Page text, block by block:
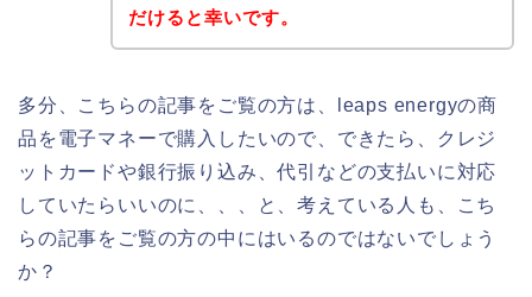
だけると幸いです。
多分、こちらの記事をご覧の方は、leaps energyの商
品を電子マネーで購入したいので、できたら、クレジ
ットカードや銀行振り込み、代引などの支払いに対応
していたらいいのに、、、と、考えている人も、こち
らの記事をご覧の方の中にはいるのではないでしょう
か？